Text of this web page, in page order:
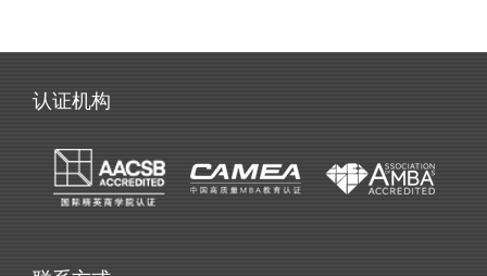
认证机构